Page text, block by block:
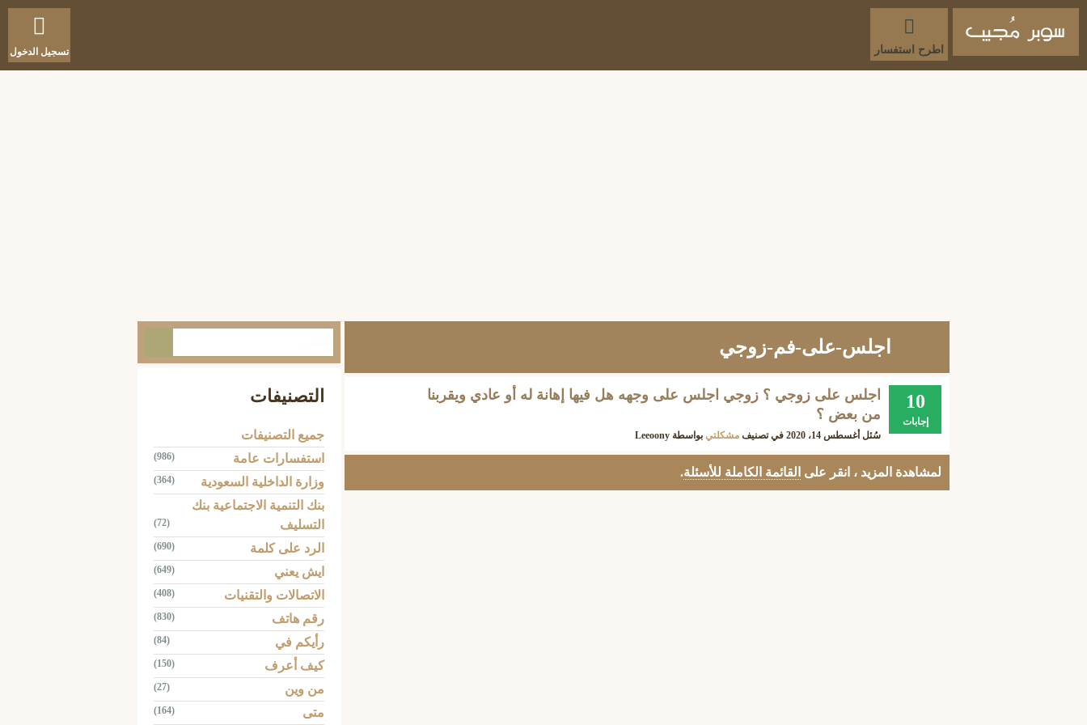
تسجيل الدخول اطرح استفسار
اجلس-على-فم-زوجي
10
إجابات
اجلس على زوجي ؟ زوجي اجلس على وجهه هل فيها إهانة له أو عادي ويقربنا
من بعض ؟
سُئل أغسطس 14، 2020 في تصنيف مشكلتي بواسطة Leeoony
لمشاهدة المزيد ، انقر على القائمة الكاملة للأسئلة.
التصنيفات
جميع التصنيفات
استفسارات عامة
(986)
وزارة الداخلية السعودية (364)
بنك التنمية الاجتماعية بنك
التسليف
(72)
الرد على كلمة (690)
ايش يعني (649)
الاتصالات والتقنيات (408)
رقم هاتف (830)
رأيكم في (84)
كيف أعرف (150)
من وين (27)
متى (164)